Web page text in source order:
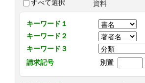
すべて選択
資料
キーワード１
キーワード２
キーワード３
請求記号
別置